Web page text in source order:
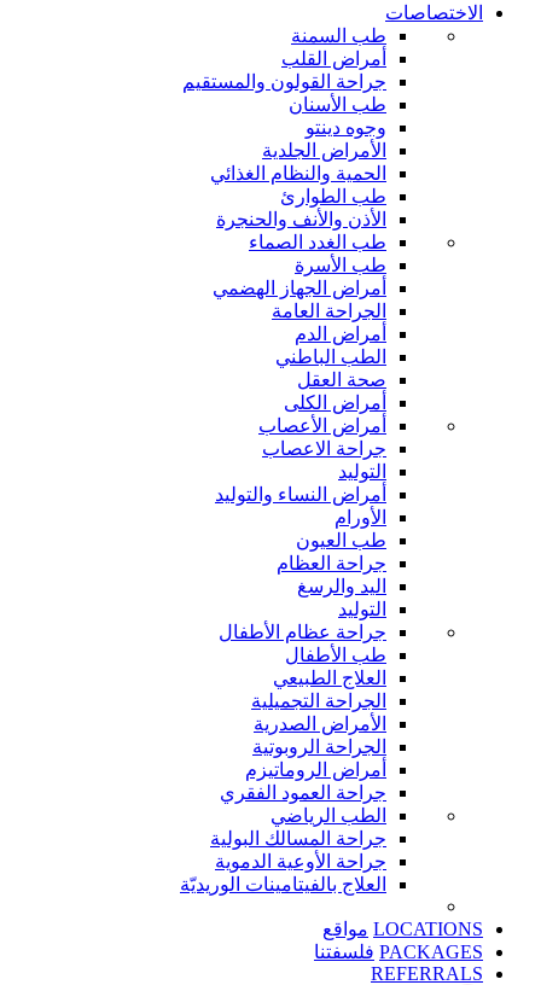
الاختصاصات
طب السمنة
أمراض القلب
جراحة القولون والمستقيم
طب الأسنان
وجوه دينتو
الأمراض الجلدية
الحمية والنظام الغذائي
طب الطوارئ
الأذن والأنف والحنجرة
طب الغدد الصماء
طب الأسرة
أمراض الجهاز الهضمي
الجراحة العامة
أمراض الدم
الطب الباطني
صحة العقل
أمراض الكلى
أمراض الأعصاب
جراحة الاعصاب
التوليد
أمراض النساء والتوليد
الأورام
طب العيون
جراحة العظام
اليد والرسغ
التوليد
جراحة عظام الأطفال
طب الأطفال
العلاج الطبيعي
الجراحة التجميلية
الأمراض الصدرية
الجراحة الروبوتية
أمراض الروماتيزم
جراحة العمود الفقري
الطب الرياضي
جراحة المسالك البولية
جراحة الأوعية الدموية
العلاج بالفيتامينات الوريديّة
LOCATIONS مواقع
PACKAGES فلسفتنا
REFERRALS